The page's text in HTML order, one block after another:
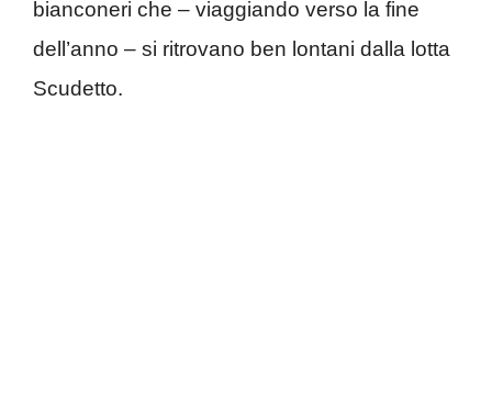
bianconeri che – viaggiando verso la fine
dell’anno – si ritrovano ben lontani dalla lotta
Scudetto.